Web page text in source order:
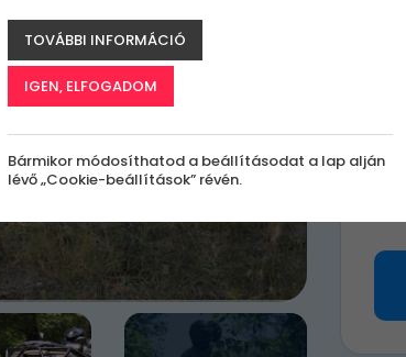
TOVÁBBI INFORMÁCIÓ
IGEN, ELFOGADOM
Bármikor módosíthatod a beállításodat a lap alján
lévő „Cookie-beállítások” révén.